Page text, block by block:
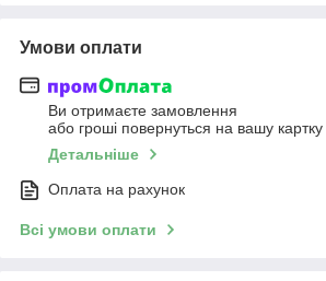
Умови оплати
Ви отримаєте замовлення
або гроші повернуться на вашу картку
Детальніше
Оплата на рахунок
Всі умови оплати